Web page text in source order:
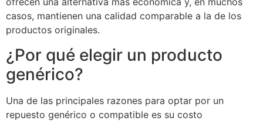
casos, mantienen una calidad comparable a la de los
productos originales.
¿Por qué elegir un producto
genérico?
Una de las principales razones para optar por un
repuesto genérico o compatible es su costo